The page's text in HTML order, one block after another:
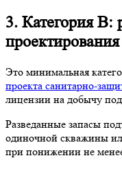
3. Категория B:
Это минимальная
проекта санитарно-
лицензии на добычу
Разведанные запасы
одиночной скважины
при понижении не